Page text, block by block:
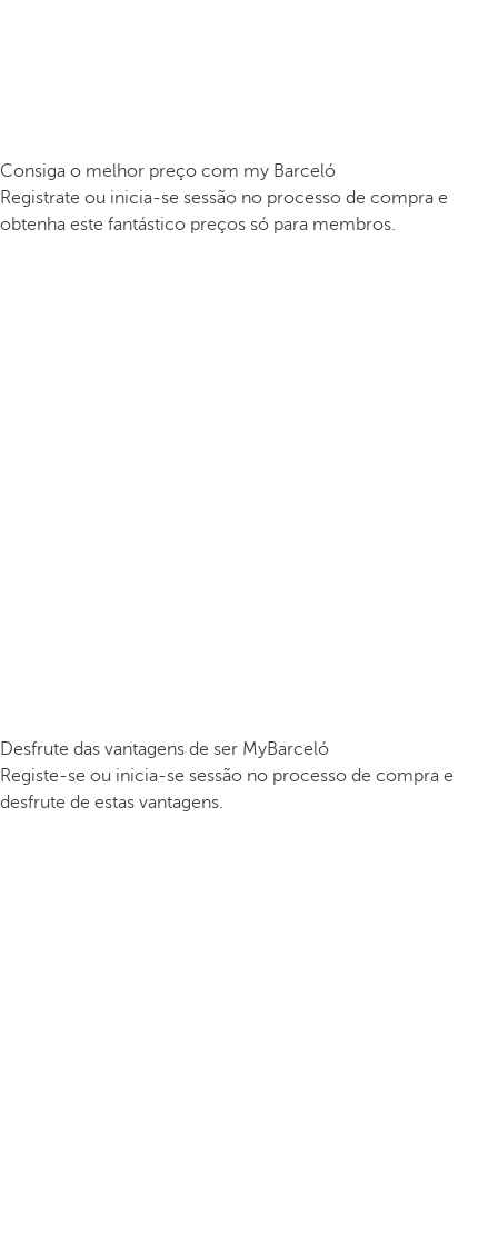
Consiga o melhor preço com my Barceló
Registrate ou inicia-se sessão no processo de compra e
obtenha este fantástico preços só para membros.
Desfrute das vantagens de ser MyBarceló
Registe-se ou inicia-se sessão no processo de compra e
desfrute de estas vantagens.